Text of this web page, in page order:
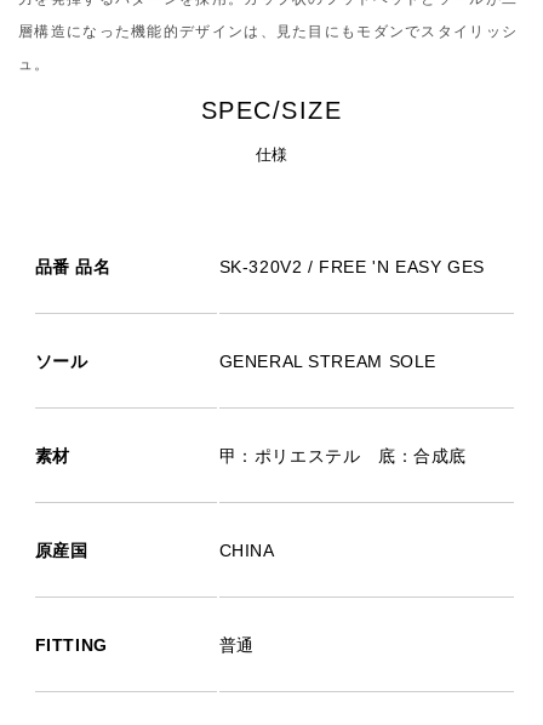
層構造になった機能的デザインは、見た目にもモダンでスタイリッシ
ュ。
SPEC/SIZE
仕様
品番 品名 SK-320V2 / FREE 'N EASY GES
ソール GENERAL STREAM SOLE
素材 甲：ポリエステル 底：合成底
原産国 CHINA
FITTING 普通